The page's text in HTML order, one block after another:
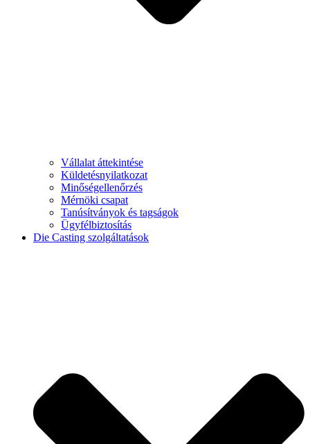
Vállalat áttekintése
Küldetésnyilatkozat
Minőségellenőrzés
Mérnöki csapat
Tanúsítványok és tagságok
Ügyfélbiztosítás
Die Casting szolgáltatások